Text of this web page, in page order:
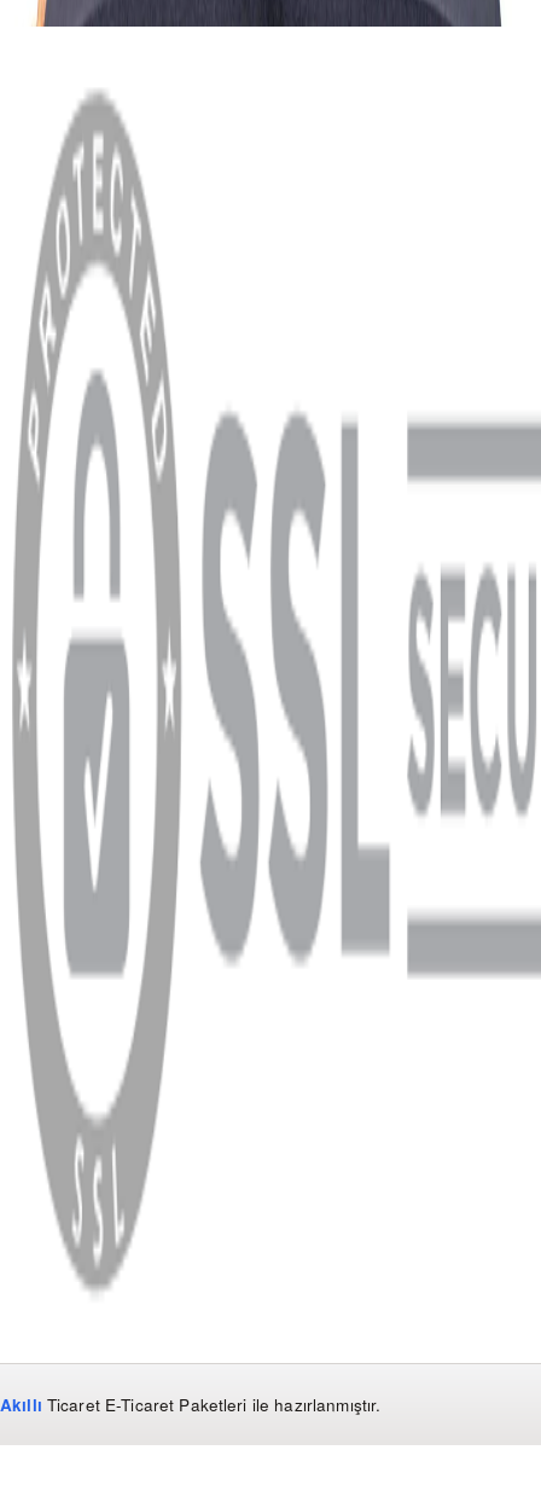
MENÜ
Anasayfa
Hakkımızda
Blog
MÜŞTERİ HİZMETLERİ
Hesabım
Sipariş Sorgulama
Banka Hesap Bilgileri
YARDIM VE DESTEK
Ödeme ve Teslimat Şartları
Garanti ve İade Şartları
info@dukkanhifi.com
0850 441 40 44
info@dukkanhifi.com 0850 441 40 44
Çalışma Saatleri: Pazartesi - Cuma 09:30 - 19:30, Cumartesi 10:00 - 18:00
WhatsApp Facebook
Copyright
2026 Dükkan Hifi
Akıllı Ticaret E-Ticaret Paketleri ile hazırlanmıştır.